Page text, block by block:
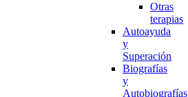
Otras
terapias
Autoayuda
y
Superación
Biografías
y
Autobiografías